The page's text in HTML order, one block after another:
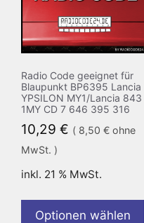
Radio Code geeignet für
Blaupunkt BP6395 Lancia
YPSILON MY1/Lancia 843
1MY CD 7 646 395 316
10,29 € ( 8,50 € ohne
MwSt. )
inkl. 21 % MwSt.
Optionen wählen